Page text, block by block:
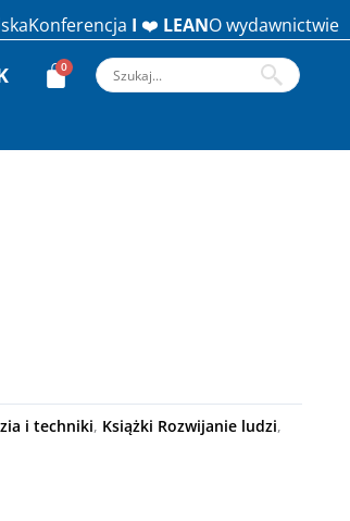
Konferencja I ❤️ LEANO wydawnictwie
i techniki, Książki Rozwijanie ludzi,